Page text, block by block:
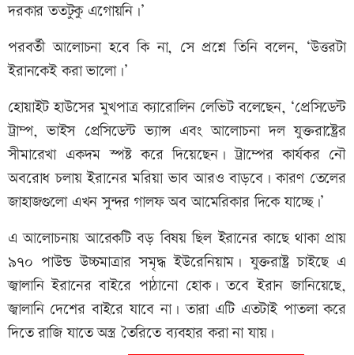
দরকার ততটুকু এগোয়নি।’
পরবর্তী আলোচনা হবে কি না, সে প্রশ্নে তিনি বলেন, ‘উত্তরটা
ইরানকেই করা ভালো।’
হোয়াইট হাউসের মুখপাত্র ক্যারোলিন লেভিট বলেছেন, ‘প্রেসিডেন্ট
ট্রাম্প, ভাইস প্রেসিডেন্ট ভ্যান্স এবং আলোচনা দল যুক্তরাষ্ট্রের
সীমারেখা একদম স্পষ্ট করে দিয়েছেন। ট্রাম্পের কার্যকর নৌ
অবরোধ চলায় ইরানের মরিয়া ভাব আরও বাড়বে। কারণ তেলের
জাহাজগুলো এখন সুন্দর গালফ অব আমেরিকার দিকে যাচ্ছে।’
এ আলোচনায় আরেকটি বড় বিষয় ছিল ইরানের কাছে থাকা প্রায়
৯৭০ পাউন্ড উচ্চমাত্রার সমৃদ্ধ ইউরেনিয়াম। যুক্তরাষ্ট্র চাইছে এ
জ্বালানি ইরানের বাইরে পাঠানো হোক। তবে ইরান জানিয়েছে,
জ্বালানি দেশের বাইরে যাবে না। তারা এটি এতটাই পাতলা করে
দিতে রাজি যাতে অস্ত্র তৈরিতে ব্যবহার করা না যায়।